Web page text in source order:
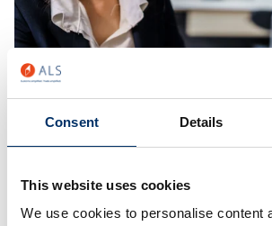
Consent Details
This website uses cookies
We use cookies to personalise content